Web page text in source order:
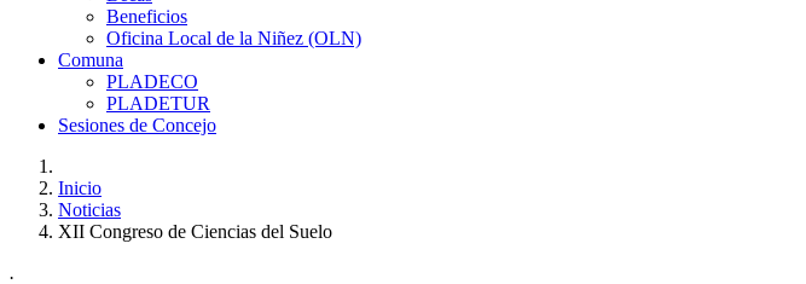
Beneficios
Oficina Local de la Niñez (OLN)
Comuna
PLADECO
PLADETUR
Sesiones de Concejo
Inicio
Noticias
XII Congreso de Ciencias del Suelo
.